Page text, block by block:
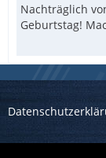
Nachträglich
Geburtstag!